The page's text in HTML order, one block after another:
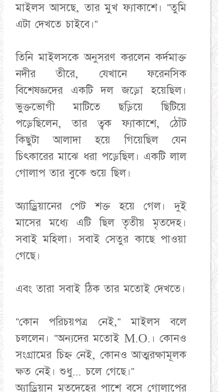
মাইলস আসছে, তার মুখ ফ্যাকাশে। "তুমি
এটা দেখতে চাইবে।"
তিনি মাইলসকে অনুসরণ করলেন কর্দমাক্ত
নদীর তীরে, যেখানে ফরেনসিক
বিশেষজ্ঞদের একটি দল জড়ো হয়েছিল।
ভুক্তভোগী মাটিতে ছড়িয়ে ছিটিয়ে
পড়েছিলেন, তার ত্বক ফ্যাকাশে, ঠোঁট
কিছুটা আলাদা হয়ে গিয়েছিল যেন
চিৎকারের মাঝে ধরা পড়েছিল। একটি লাল
গোলাপ তার বুকে শুয়ে ছিল।
অ্যাড্রিয়ানের পেট শক্ত হয়ে গেল। দুই
মাসের মধ্যে এটি ছিল তৃতীয় মৃতদেহ।
সবাই মহিলা। সবাই সেতুর কাছে পাওয়া
গেছে।
এবং তারা সবাই ঠিক তার মতোই দেখতে।
"কোন পরিচয়পত্র নেই," মাইলস বলে
চললেন। "অন্যদের মতোই M.O.। কোনও
সংগ্রামের চিহ্ন নেই, কোনও আত্মরক্ষামূলক
ক্ষত নেই। শুধু... চলে গেছে।"
অ্যাড্রিয়ান মৃতদেহের পাশে বসে গোলাপের